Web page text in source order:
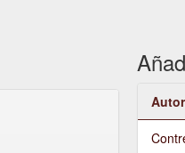
Autor